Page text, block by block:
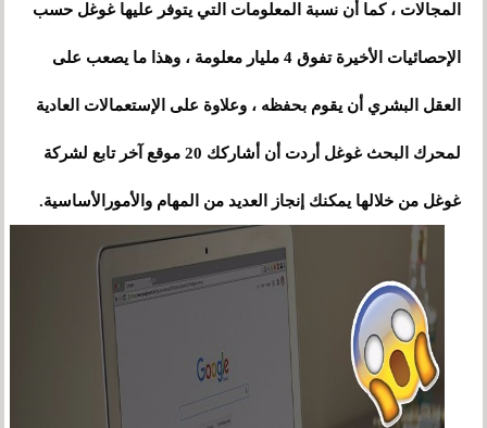
المجالات، كما أن نسبة المعلومات التي يتوفر عليها غوغل حسب
الإحصائيات الأخيرة تفوق 4 مليار معلومة ،وهذا ما يصعب على
العقل البشري أن يقوم بحفظه ، وعلاوة على الإستعمالات العادية
لمحرك البحث غوغل أردت أن أشاركك 20 موقع آخر تابع لشركة
غوغل من خلالها يمكنك إنجاز العديد من المهام والأمورالأساسية.